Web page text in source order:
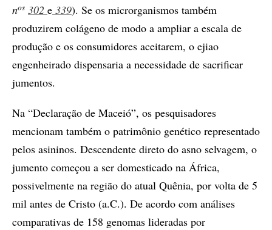
nos 302 e 339). Se os microrganismos também
produzirem colágeno de modo a ampliar a escala de
produção e os consumidores aceitarem, o ejiao
engenheirado dispensaria a necessidade de sacrificar
jumentos.
Na “Declaração de Maceió”, os pesquisadores
mencionam também o patrimônio genético representado
pelos asininos. Descendente direto do asno selvagem, o
jumento começou a ser domesticado na África,
possivelmente na região do atual Quênia, por volta de 5
mil antes de Cristo (a.C.). De acordo com análises
comparativas de 158 genomas lideradas por